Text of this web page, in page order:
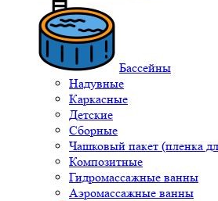
Бассейны
Надувные
Каркасные
Детские
Сборные
Чашковый пакет (пленка
Композитные
Гидромассажные ванны
Аэромассажные ванны